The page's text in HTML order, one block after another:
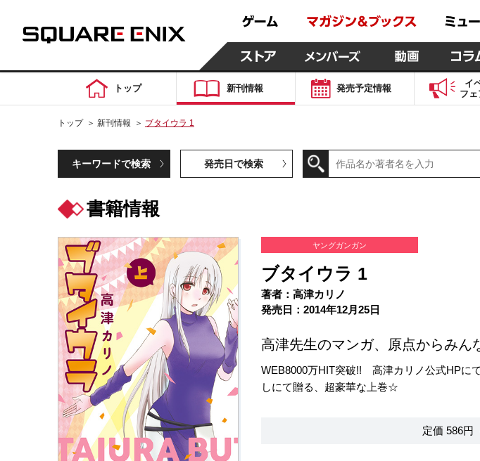
トップ 新刊情報 発売予定情報
イ
フェ
トップ ＞ 新刊情報 ＞ ブタイウラ 1
キーワードで検索 発売日で検索
書籍情報
ヤングガンガン
ブタイウラ 1
著者：高津カリノ
発売日：2014年12月25日
高津先生のマンガ、原点からみん
WEB8000万HIT突破!! 高津カリノ公式HPに
しにて贈る、超豪華な上巻☆
定価 586